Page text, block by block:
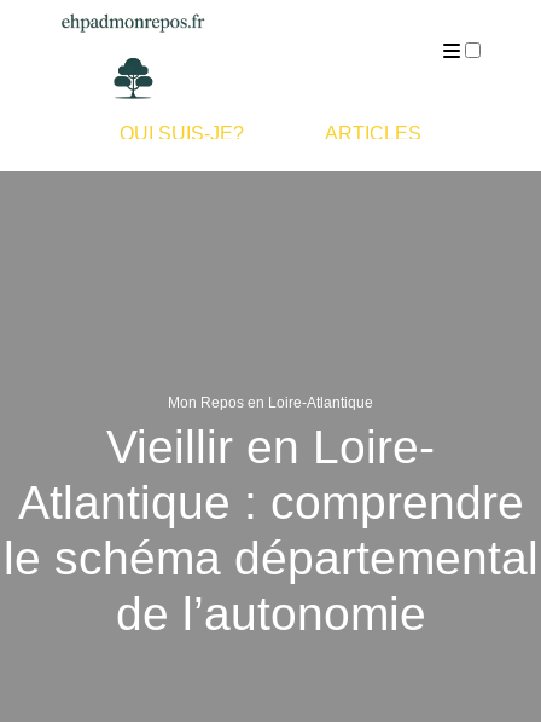
QUI SUIS-JE? ARTICLES
Mon Repos en Loire-Atlantique
Vieillir en Loire-
Atlantique : comprendre
le schéma départemental
de l’autonomie